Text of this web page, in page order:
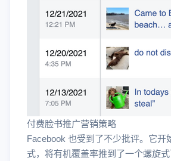
付费脸书推广营销策略
Facebook 也受到了不少批评。它开
式，将有机覆盖率推到了一个螺旋